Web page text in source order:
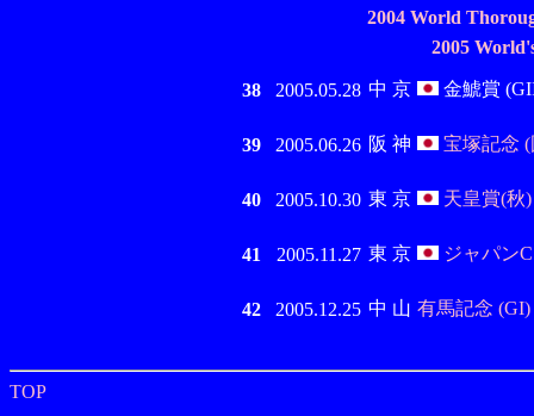
2004 World
2005
38 2005.05.28 中 京 金鯱賞
39 2005.06.26 阪 神 宝塚記念
40 2005.10.30 東 京 天皇賞(秋
41 2005.11.27 東 京 ジャパンC
42 2005.12.25 中 山 有馬記念 (GI)
TOP